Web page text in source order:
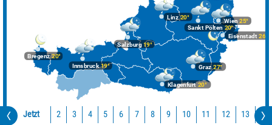
Bregenz20°
Graz27°
Innsbruck19°
Klagenfurt 20°
Linz20°
Salzburg19°
Wien 25°
Eisenstadt 26°
Sankt Pölten 20°
Jetzt 2 3 4 5 6 7 8 9 10 11 12 13 14